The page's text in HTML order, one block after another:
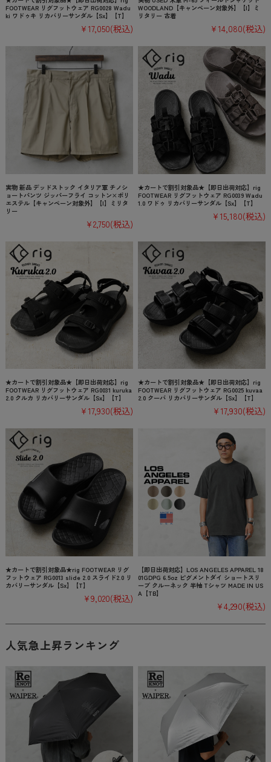
FOOTWEAR リグフットウェア RG0028 Wadu
ki ワドゥキ リカバリーサンダル【Sx】【T】
¥17,050(税込)
WOODLAND【キャンペーン対象外】【I】ミ
リタリー 古着
¥14,080(税込)
実物 新品 デッドストック イタリア軍 チノシ
ョートパンツ ジッパーフライ コットン×ポリ
エステル【キャンペーン対象外】【I】ミリタ
リー
¥2,750(税込)
★カートで割引対象品★【即日出荷対応】rig
FOOTWEAR リグフットウェア RG0039 Wadu
1.0 ワドゥ リカバリーサンダル【Sx】【T】
¥15,180(税込)
★カートで割引対象品★【即日出荷対応】rig
FOOTWEAR リグフットウェア RG0031 kuruka
2.0 クルカ リカバリーサンダル【Sx】【T】
¥17,930(税込)
★カートで割引対象品★【即日出荷対応】rig
FOOTWEAR リグフットウェア RG0025 kuvaa
2.0 クーバ リカバリーサンダル【Sx】【T】
¥17,930(税込)
★カートで割引対象品★rig FOOTWEAR リグ
フットウェア RG0013 slide 2.0 スライド2.0 リ
カバリーサンダル【Sx】【T】
¥9,020(税込)
【即日出荷対応】LOS ANGELES APPAREL 18
01GDPG 6.5oz ピグメントダイ ショートスリ
ーブ クルーネック 半袖 Tシャツ MADE IN US
A【TB】
¥4,290(税込)
人気急上昇ランキング